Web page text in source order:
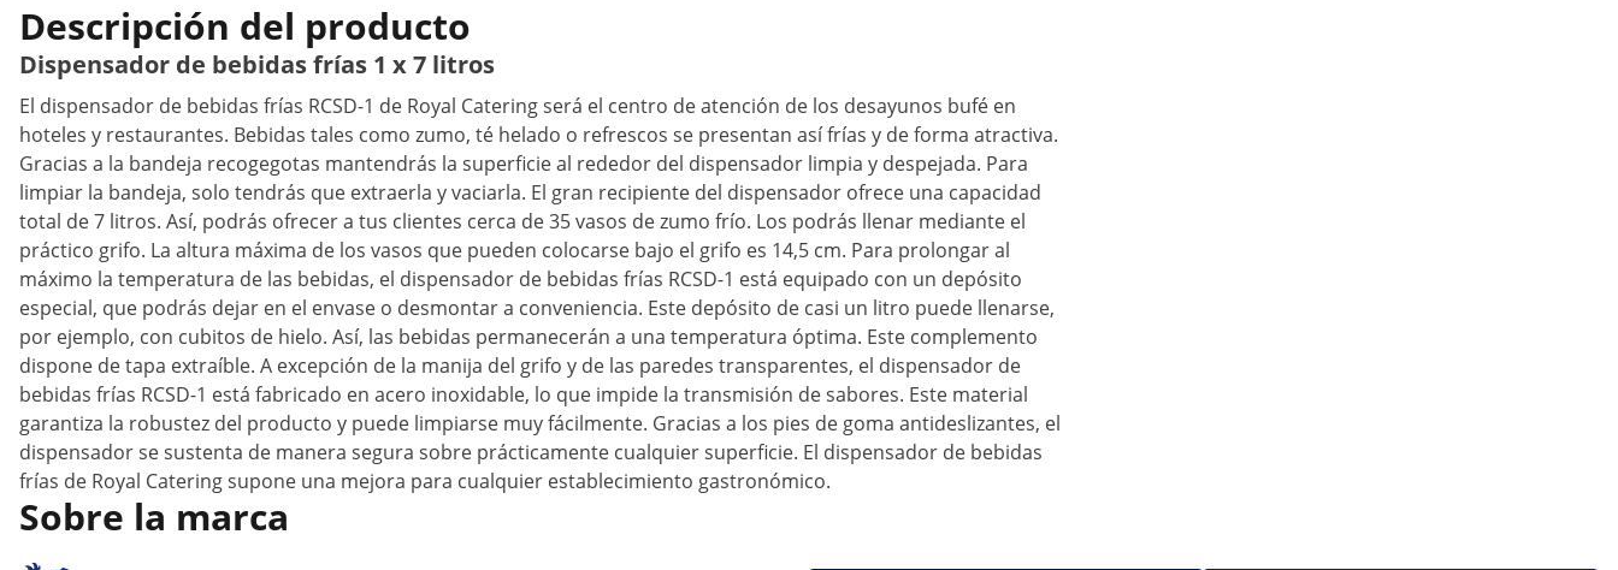
Descripción del producto
Dispensador de bebidas frías 1 x 7 litros
El dispensador de bebidas frías RCSD-1 de Royal Catering será el centro de atención de los desayunos bufé en
hoteles y restaurantes. Bebidas tales como zumo, té helado o refrescos se presentan así frías y de forma atractiva.
Gracias a la bandeja recogegotas mantendrás la superficie al rededor del dispensador limpia y despejada. Para
limpiar la bandeja, solo tendrás que extraerla y vaciarla. El gran recipiente del dispensador ofrece una capacidad
total de 7 litros. Así, podrás ofrecer a tus clientes cerca de 35 vasos de zumo frío. Los podrás llenar mediante el
práctico grifo. La altura máxima de los vasos que pueden colocarse bajo el grifo es 14,5 cm. Para prolongar al
máximo la temperatura de las bebidas, el dispensador de bebidas frías RCSD-1 está equipado con un depósito
especial, que podrás dejar en el envase o desmontar a conveniencia. Este depósito de casi un litro puede llenarse,
por ejemplo, con cubitos de hielo. Así, las bebidas permanecerán a una temperatura óptima. Este complemento
dispone de tapa extraíble. A excepción de la manija del grifo y de las paredes transparentes, el dispensador de
bebidas frías RCSD-1 está fabricado en acero inoxidable, lo que impide la transmisión de sabores. Este material
garantiza la robustez del producto y puede limpiarse muy fácilmente. Gracias a los pies de goma antideslizantes, el
dispensador se sustenta de manera segura sobre prácticamente cualquier superficie. El dispensador de bebidas
frías de Royal Catering supone una mejora para cualquier establecimiento gastronómico.
Sobre la marca